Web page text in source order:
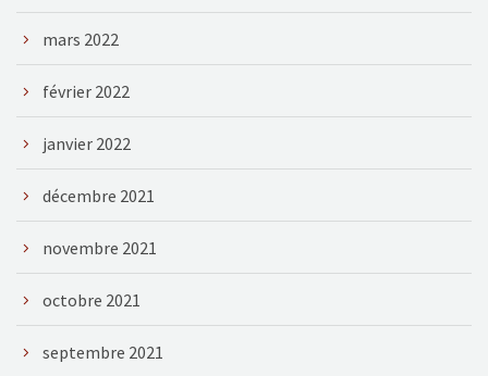
mars 2022
février 2022
janvier 2022
décembre 2021
novembre 2021
octobre 2021
septembre 2021